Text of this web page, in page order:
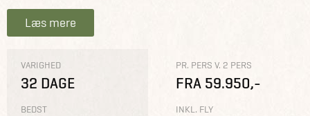
Læs mere
VARIGHED
32 DAGE
BEDST
PR. PERS V. 2 PERS
FRA 59.950,-
INKL. FLY